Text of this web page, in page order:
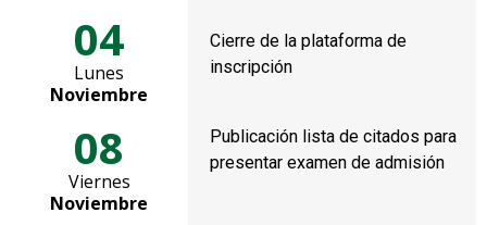
04
Lunes
Noviembre
Cierre de la plataforma de
inscripción
08
Viernes
Noviembre
Publicación lista de citados para
presentar examen de admisión